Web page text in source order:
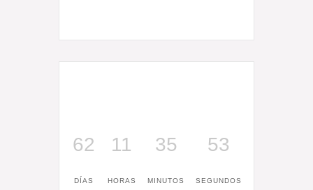
62
DÍAS
11
HORAS
35
MINUTOS
53
SEGUNDOS